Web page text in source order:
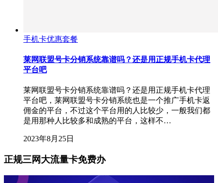
手机卡优惠套餐
莱网联盟号卡分销系统靠谱吗？还是用正规手机卡代理
平台吧
莱网联盟号卡分销系统靠谱吗？还是用正规手机卡代理
平台吧，莱网联盟号卡分销系统也是一个推广手机卡返
佣金的平台，不过这个平台用的人比较少，一般我们都
是用那种人比较多和成熟的平台，这样不…
2023年8月25日
正规三网大流量卡免费办